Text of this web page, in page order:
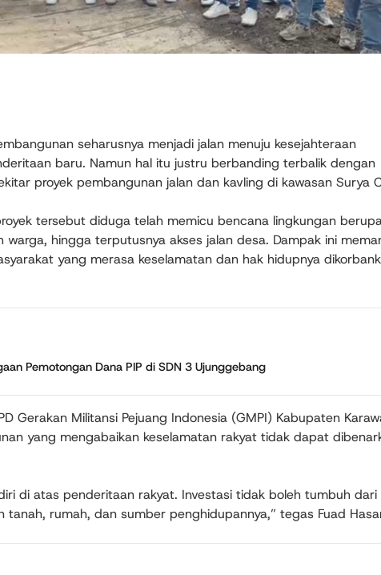
seharusnya menjadi jalan menuju kesejahteraan
baru. Namun hal itu justru berbanding terbalik dengan
proyek pembangunan jalan dan kavling di kawasan Surya
tersebut diduga telah memicu bencana lingkungan
warga, hingga terputusnya akses jalan desa. Dampak ini
yang merasa keselamatan dan hak hidupnya
Pemotongan Dana PIP di SDN 3 Ujunggebang
Gerakan Militansi Pejuang Indonesia (GMPI) Kabupaten
yang mengabaikan keselamatan rakyat tidak dapat
di atas penderitaan rakyat. Investasi tidak boleh tumbuh dari
tanah, rumah, dan sumber penghidupannya,” tegas Fuad